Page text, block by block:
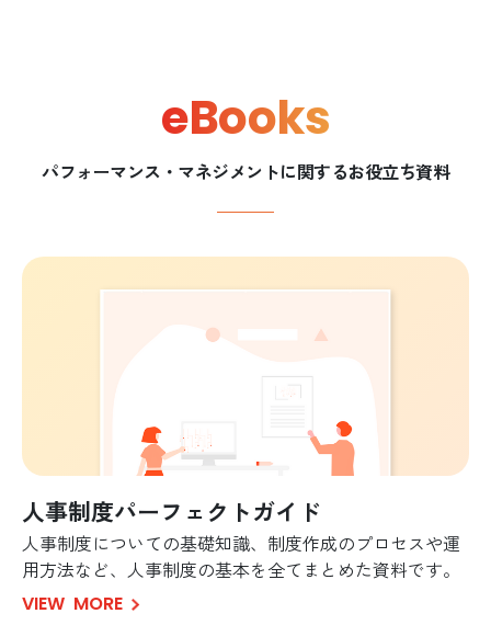
eBooks
パフォーマンス・マネジメントに関するお役立ち資料
人事制度パーフェクトガイド
人事制度についての基礎知識、制度作成のプロセスや運
用方法など、人事制度の基本を全てまとめた資料です。
VIEW MORE